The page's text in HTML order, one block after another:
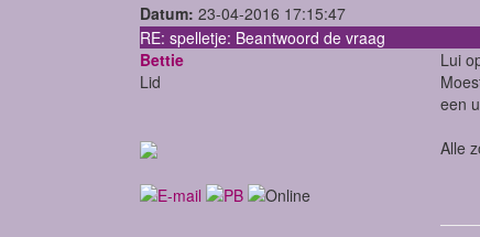
Datum: 23-04-2016 17:15:47
RE: spelletje: Beantwoord de vraag
Bettie
Lid
Lui
een
Alle